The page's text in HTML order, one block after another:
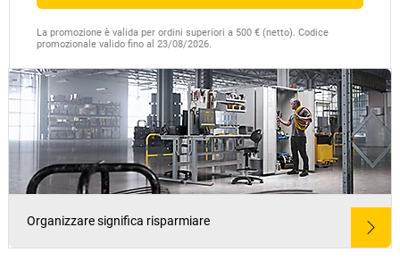
La promozione è valida per ordini superiori a 500 € (netto). Codice
promozionale valido fino al 23/08/2026.
Organizzare significa risparmiare